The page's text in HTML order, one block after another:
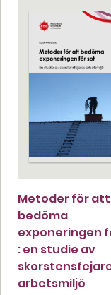
Metoder för att
bedöma
exponeringen
: en studie av
arbetsmiljö